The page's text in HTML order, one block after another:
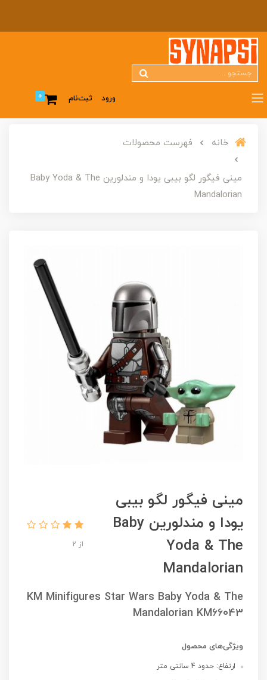
ورود ثبت‌نام 0
خانه فهرست محصولات
مینی فیگور لگو بیبی یودا و مندلورین Baby Yoda & The
Mandalorian
مینی فیگور لگو بیبی
یودا و مندلورین Baby
Yoda & The
Mandalorian
از 2
KM Minifigures Star Wars Baby Yoda & The
Mandalorian KM66043
ویژگی‌های محصول
ارتفاع: حدود 4 سانتی متر